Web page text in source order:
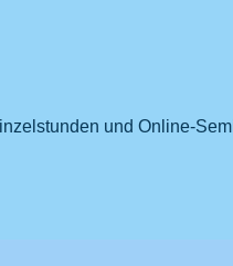
und Online-